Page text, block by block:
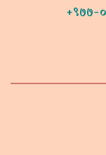
+९७७-